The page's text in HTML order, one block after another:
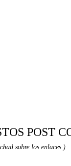
POST
sobre los enlaces )